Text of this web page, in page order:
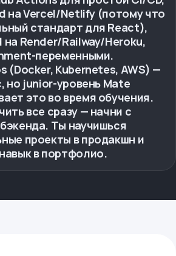
на Vercel/Netlify (потому что
стандарт для React),
Render/Railway/Heroku,
переменными.
(Docker, Kubernetes, AWS) —
но junior-уровень Mate
это во время обучения.
все сразу — начни с
Ты научишься
проекты в продакшн и
в портфолио.